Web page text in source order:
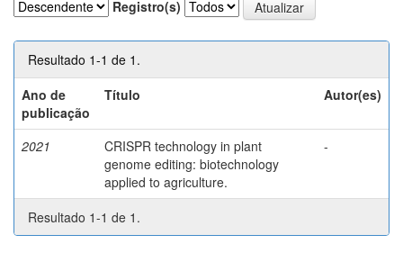
Registro(s)
Resultado 1-1 de 1.
Ano de
publicação
Título Autor(es)
2021
CRISPR technology in plant
genome editing: biotechnology
applied to agriculture.
-
Resultado 1-1 de 1.